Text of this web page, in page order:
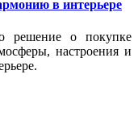
в интерьере
решение о покупке
настроения и